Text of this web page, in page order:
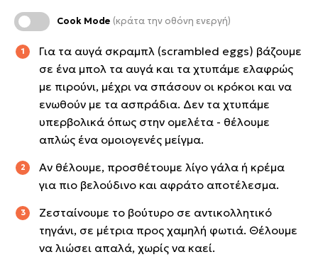
Cook Mode (κράτα την οθόνη ενεργή)
Για τα αυγά σκραμπλ (scrambled eggs) βάζουμε
σε ένα μπολ τα αυγά και τα χτυπάμε ελαφρώς
με πιρούνι, μέχρι να σπάσουν οι κρόκοι και να
ενωθούν με τα ασπράδια. Δεν τα χτυπάμε
υπερβολικά όπως στην ομελέτα - θέλουμε
απλώς ένα ομοιογενές μείγμα.
Αν θέλουμε, προσθέτουμε λίγο γάλα ή κρέμα
για πιο βελούδινο και αφράτο αποτέλεσμα.
Ζεσταίνουμε το βούτυρο σε αντικολλητικό
τηγάνι, σε μέτρια προς χαμηλή φωτιά. Θέλουμε
να λιώσει απαλά, χωρίς να καεί.